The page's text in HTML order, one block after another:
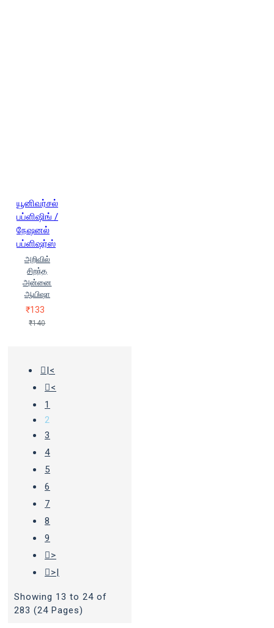
யூனிவர்சல்
பப்ளிஷிங் /
நேஷனல்
பப்ளிஷர்ஸ்
அறிவில்
சிறந்த
அன்னை
ஆயிஷா
₹133
₹140
|<
<
1
2
3
4
5
6
7
8
9
>
>|
Showing 13 to 24 of
283 (24 Pages)